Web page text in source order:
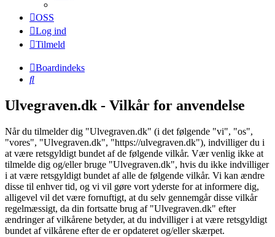
OSS
Log ind
Tilmeld
Boardindeks
Søg
Ulvegraven.dk - Vilkår for anvendelse
Når du tilmelder dig "Ulvegraven.dk" (i det følgende "vi", "os",
"vores", "Ulvegraven.dk", "https://ulvegraven.dk"), indvilliger du i
at være retsgyldigt bundet af de følgende vilkår. Vær venlig ikke at
tilmelde dig og/eller bruge "Ulvegraven.dk", hvis du ikke indvilliger
i at være retsgyldigt bundet af alle de følgende vilkår. Vi kan ændre
disse til enhver tid, og vi vil gøre vort yderste for at informere dig,
alligevel vil det være fornuftigt, at du selv gennemgår disse vilkår
regelmæssigt, da din fortsatte brug af "Ulvegraven.dk" efter
ændringer af vilkårene betyder, at du indvilliger i at være retsgyldigt
bundet af vilkårene efter de er opdateret og/eller skærpet.